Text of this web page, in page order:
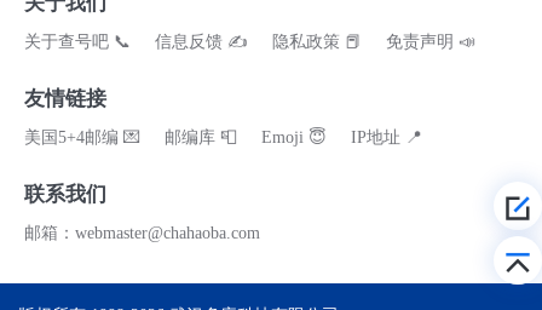
关于查号吧 📞 信息反馈 ✍ 隐私政策 📕 免责声明 📣
友情链接
美国5+4邮编 💌 邮编库 📮 Emoji 😇 IP地址 📍
联系我们
邮箱：webmaster@chahaoba.com